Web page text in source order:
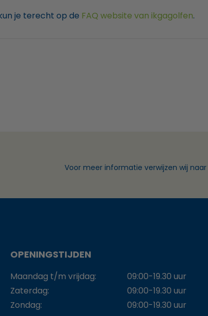
je terecht op de FAQ website van ikgagolfen.
Voor meer informatie verwijzen wij naar
OPENINGSTIJDEN
Maandag t/m vrijdag:
09:00-19.30 uur
Zaterdag:
09:00-19.30 uur
Zondag:
09:00-19.30 uur